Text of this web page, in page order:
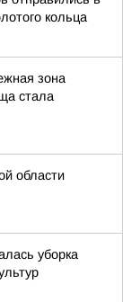
кольца
зона
стала
области
уборка